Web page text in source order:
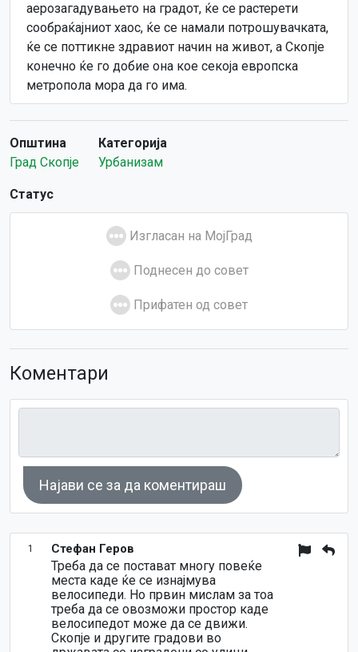
аерозагадувањето на градот, ќе се растерети
сообраќајниот хаос, ќе се намали потрошувачката,
ќе се поттикне здравиот начин на живот, а Скопје
конечно ќе го добие она кое секоја европска
метропола мора да го има.
Општина
Град Скопје
Категорија
Урбанизам
Статус
Изгласан на МојГрад
Поднесен до совет
Прифатен од совет
Коментари
Најави се за да коментираш
1 Стефан Геров
Треба да се постават многу повеќе
места каде ќе се изнајмува
велосипеди. Но првин мислам за тоа
треба да се овозможи простор каде
велосипедот може да се движи.
Скопје и другите градови во